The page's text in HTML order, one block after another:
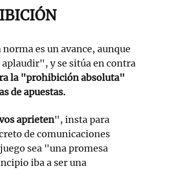
es un avance, aunque
y se sitúa en contra
la "prohibición absoluta"
de apuestas.
aprieten", insta para
de comunicaciones
sea "una promesa
iba a ser una